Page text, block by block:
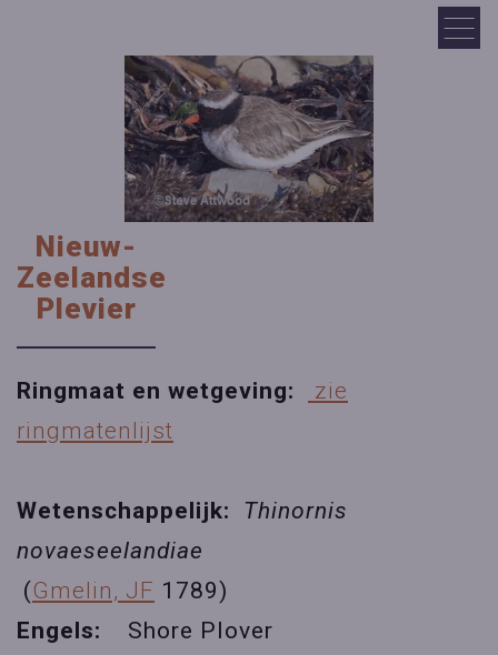
Nieuw-
Zeelandse
Plevier
Ringmaat en wetgeving:
zie
ringmatenlijst
Wetenschappelijk: Thinornis
novaeseelandiae
(Gmelin, JF 1789)
Engels: Shore Plover